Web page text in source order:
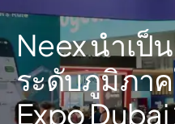
Neex นำเ
ระดับภูมิภา
Expo